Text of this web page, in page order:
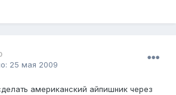
25 мая 2009
американский айпишник через